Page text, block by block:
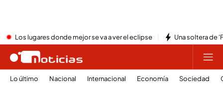
Los lugares donde mejor se va a ver el eclipse Una soltera de
Lo último Nacional Internacional Economía Sociedad